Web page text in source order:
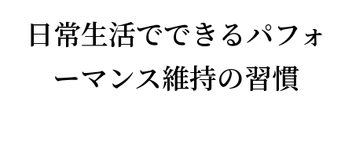
日常生活でできるパフォ
ーマンス維持の習慣